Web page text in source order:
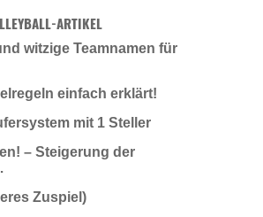
ARTIKEL
witzige Teamnamen für
einfach erklärt!
mit 1 Steller
– Steigerung der
Zuspiel)